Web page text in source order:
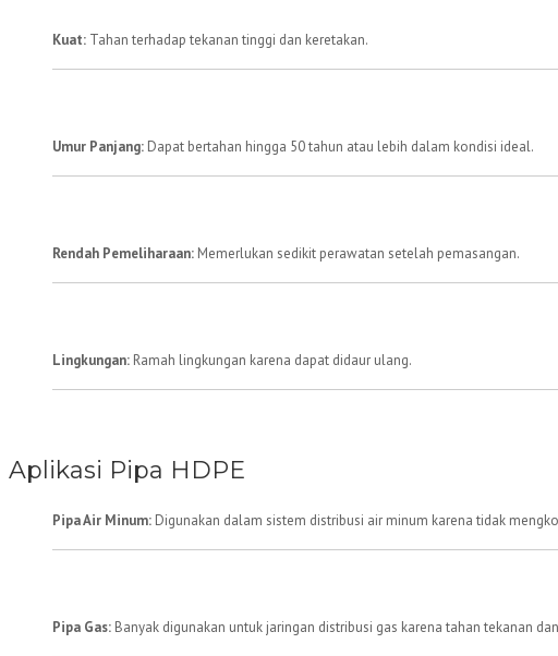
Kuat: Tahan terhadap tekanan tinggi dan keretakan.
Umur Panjang: Dapat bertahan hingga 50 tahun atau lebih dalam kondisi ideal.
Rendah Pemeliharaan: Memerlukan sedikit perawatan setelah pemasangan.
Lingkungan: Ramah lingkungan karena dapat didaur ulang.
Aplikasi Pipa HDPE
Pipa Air Minum: Digunakan dalam sistem distribusi air minum karena tidak
Pipa Gas: Banyak digunakan untuk jaringan distribusi gas karena tahan tekanan